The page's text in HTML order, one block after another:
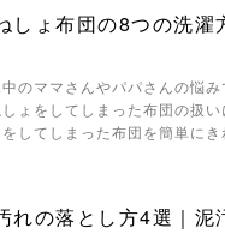
しょ布団の8つの洗
のママさんやパパさんの悩
ょをしてしまった布団の扱
をしてしまった布団を簡単に
れの落とし方4選｜泥